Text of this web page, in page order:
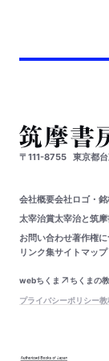
〒111-8755 東京都
会社概要会社ロゴ・
太宰治賞太宰治と筑
お問い合わせ著作権
リンク集サイトマップ
webちくま
ちくまの
プライバシーポリシー